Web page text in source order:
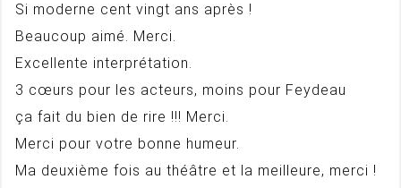
Si moderne cent vingt ans après !
Beaucoup aimé. Merci.
Excellente interprétation.
3 cœurs pour les acteurs, moins pour Feydeau
ça fait du bien de rire !!! Merci.
Merci pour votre bonne humeur.
Ma deuxième fois au théâtre et la meilleure, merci !